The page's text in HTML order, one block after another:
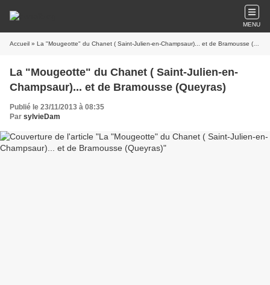
MENU
Accueil » La "Mougeotte" du Chanet ( Saint-Julien-en-Champsaur)... et de Bramousse (Queyras)
La "Mougeotte" du Chanet ( Saint-Julien-en-
Champsaur)... et de Bramousse (Queyras)
Publié le 23/11/2013 à 08:35
Par sylvieDam